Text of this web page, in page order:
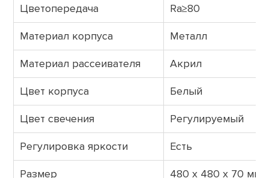
Цветопередача Ra≥80
Материал корпуса Металл
Материал рассеивателя Акрил
Цвет корпуса Белый
Цвет свечения Регулируемый
Регулировка яркости Есть
Размер 480 х 480 х 70 мм